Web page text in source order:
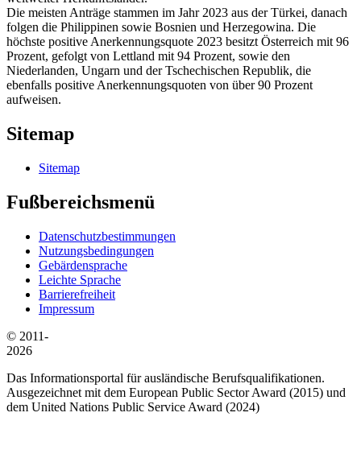
Die meisten Anträge stammen im Jahr 2023 aus der Türkei, danach
folgen die Philippinen sowie Bosnien und Herzegowina. Die
höchste positive Anerkennungsquote 2023 besitzt Österreich mit 96
Prozent, gefolgt von Lettland mit 94 Prozent, sowie den
Niederlanden, Ungarn und der Tschechischen Republik, die
ebenfalls positive Anerkennungsquoten von über 90 Prozent
aufweisen.
Sitemap
Sitemap
Fußbereichsmenü
Datenschutzbestimmungen
Nutzungsbedingungen
Gebärdensprache
Leichte Sprache
Barrierefreiheit
Impressum
© 2011-
2026
Das Informationsportal für ausländische Berufsqualifikationen.
Ausgezeichnet mit dem European Public Sector Award (2015) und
dem United Nations Public Service Award (2024)